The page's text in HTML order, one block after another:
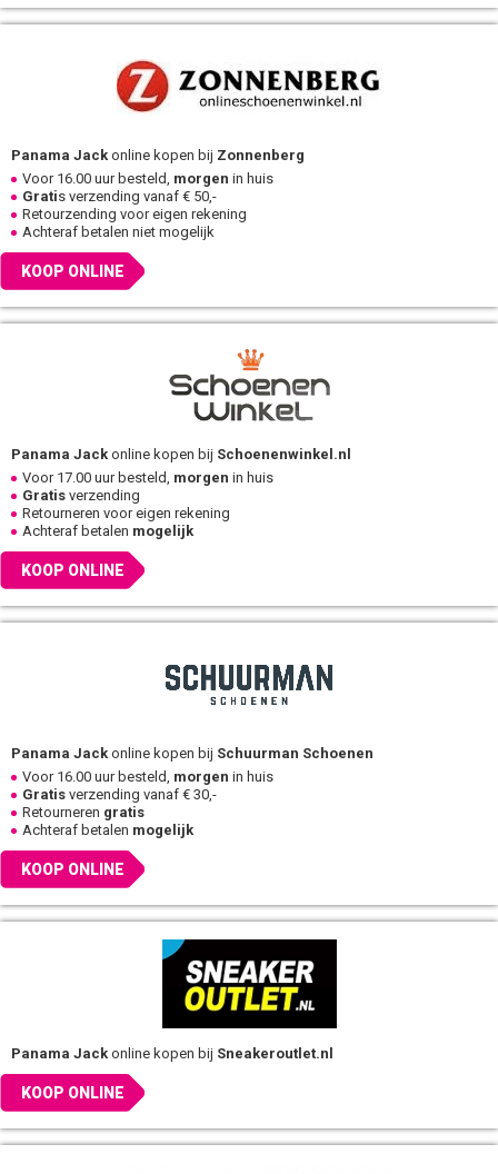
Panama Jack online kopen bij Zonnenberg
Voor 16.00 uur besteld, morgen in huis
Gratis verzending vanaf € 50,-
Retourzending voor eigen rekening
Achteraf betalen niet mogelijk
KOOP ONLINE
Panama Jack online kopen bij Schoenenwinkel.nl
Voor 17.00 uur besteld, morgen in huis
Gratis verzending
Retourneren voor eigen rekening
Achteraf betalen mogelijk
KOOP ONLINE
Panama Jack online kopen bij Schuurman Schoenen
Voor 16.00 uur besteld, morgen in huis
Gratis verzending vanaf € 30,-
Retourneren gratis
Achteraf betalen mogelijk
KOOP ONLINE
Panama Jack online kopen bij Sneakeroutlet.nl
KOOP ONLINE